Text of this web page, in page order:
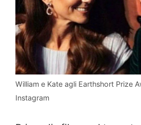
William e Kate agli Earthshort Prize
Instagram